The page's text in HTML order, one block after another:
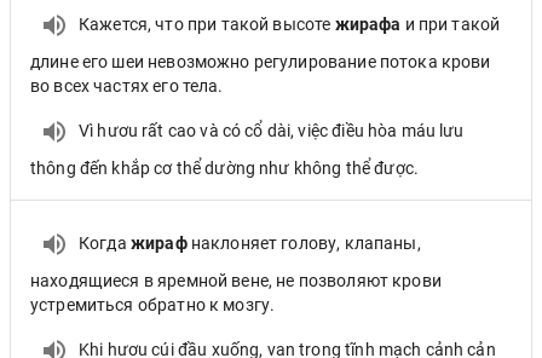
Кажется, что при такой высоте жирафа и при такой
длине его шеи невозможно регулирование потока крови
во всех частях его тела.
Vì hươu rất cao và có cổ dài, việc điều hòa máu lưu
thông đến khắp cơ thể dường như không thể được.
Когда жирафнаклоняет голову, клапаны,
находящиеся в яремной вене, не позволяют крови
устремиться обратно к мозгу.
Khi hươu cúi đầu xuống, van trong tĩnh mạch cảnh cản